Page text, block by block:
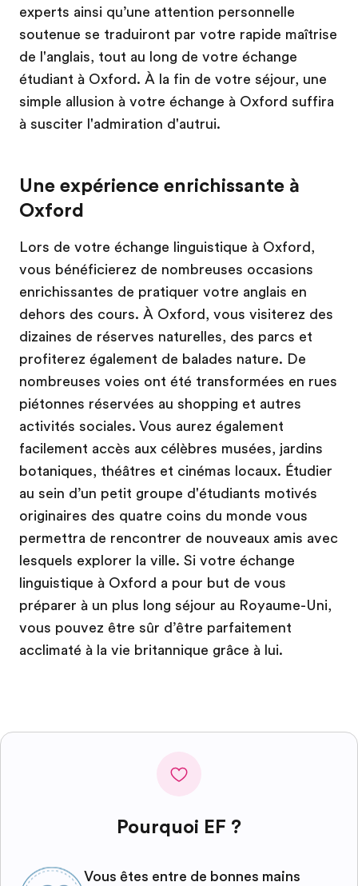
experts ainsi qu’une attention personnelle
soutenue se traduiront par votre rapide maîtrise
de l'anglais, tout au long de votre échange
étudiant à Oxford. À la fin de votre séjour, une
simple allusion à votre échange à Oxford suffira
à susciter l'admiration d'autrui.
Une expérience enrichissante à
Oxford
Lors de votre échange linguistique à Oxford,
vous bénéficierez de nombreuses occasions
enrichissantes de pratiquer votre anglais en
dehors des cours. À Oxford, vous visiterez des
dizaines de réserves naturelles, des parcs et
profiterez également de balades nature. De
nombreuses voies ont été transformées en rues
piétonnes réservées au shopping et autres
activités sociales. Vous aurez également
facilement accès aux célèbres musées, jardins
botaniques, théâtres et cinémas locaux. Étudier
au sein d’un petit groupe d'étudiants motivés
originaires des quatre coins du monde vous
permettra de rencontrer de nouveaux amis avec
lesquels explorer la ville. Si votre échange
linguistique à Oxford a pour but de vous
préparer à un plus long séjour au Royaume-Uni,
vous pouvez être sûr d’être parfaitement
acclimaté à la vie britannique grâce à lui.
Pourquoi EF ?
Vous êtes entre de bonnes mains